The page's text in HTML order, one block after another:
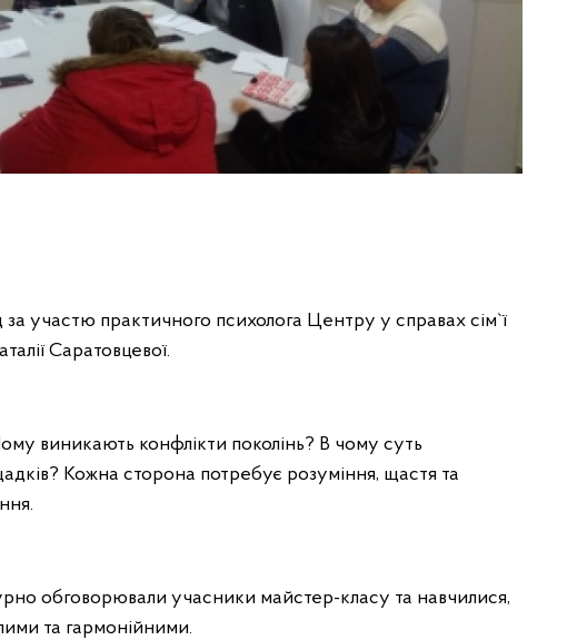
за участю практичного психолога Центру у справах сім`ї
Саратовцевої.
виникають конфлікти поколінь? В чому суть
Кожна сторона потребує розуміння, щастя та
обговорювали учасники майстер-класу та навчилися,
та гармонійними.